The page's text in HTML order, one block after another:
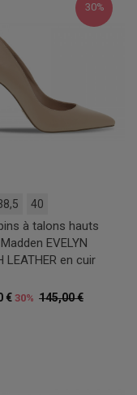
30%
40
à talons hauts
EVELYN
LEATHER en cuir
145,00 €
€ 30%